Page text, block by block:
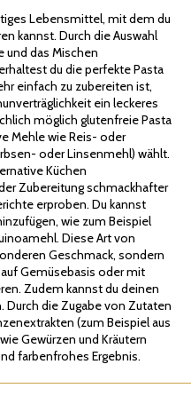
Lebensmittel, mit dem du
kannst. Durch die Auswahl
und das Mischen
du die perfekte Pasta
einfach zu zubereiten ist,
ein leckeres
möglich glutenfreie Pasta
Mehle wie Reis- oder
oder Linsenmehl) wählt.
Küchen
Zubereitung schmackhafter
erproben. Du kannst
wie zum Beispiel
Diese Art von
Geschmack, sondern
Gemüsebasis oder mit
Zudem kannst du deinen
Durch die Zugabe von Zutaten
(zum Beispiel aus
Gewürzen und Kräutern
farbenfrohes Ergebnis.